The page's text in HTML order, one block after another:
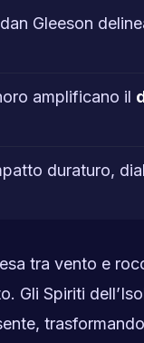
Gleeson
amplificano il
duraturo,
tra vento e
Gli Spiriti